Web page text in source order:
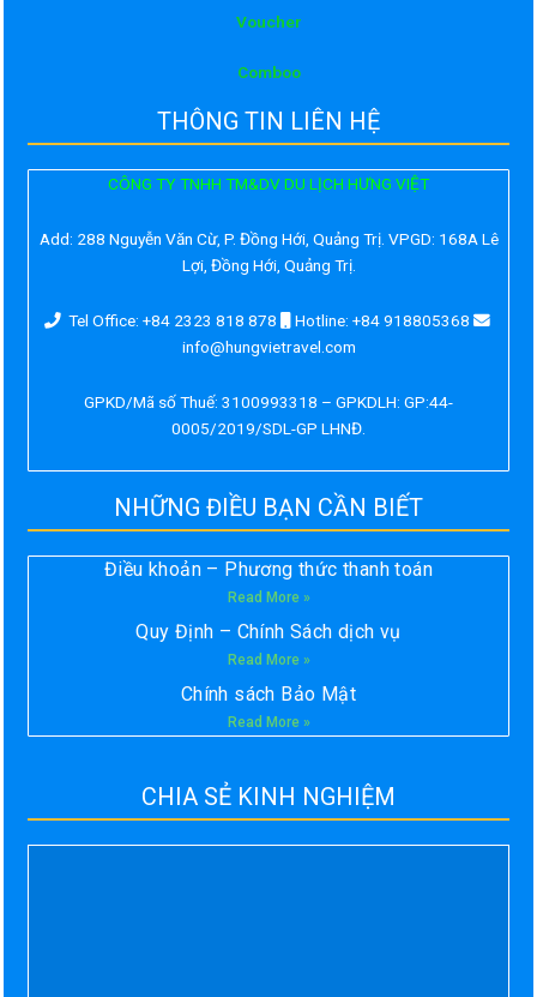
Voucher
Comboo
THÔNG TIN LIÊN HỆ
CÔNG TY TNHH TM&DV DU LỊCH HƯNG VIỆT
Add: 288 Nguyễn Văn Cừ, P. Đồng Hới, Quảng Trị. VPGD: 168A Lê
Lợi, Đồng Hới, Quảng Trị.
Tel Office: +84 2323 818 878
Hotline: +84 918805368
info@hungvietravel.com
GPKD/Mã số Thuế: 3100993318 – GPKDLH: GP:44-
0005/2019/SDL-GP LHNĐ.
NHỮNG ĐIỀU BẠN CẦN BIẾT
Điều khoản – Phương thức thanh toán
Read More »
Quy Định – Chính Sách dịch vụ
Read More »
Chính sách Bảo Mật
Read More »
CHIA SẺ KINH NGHIỆM